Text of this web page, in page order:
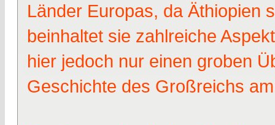
Länder Europas, da Äthiopien
beinhaltet sie zahlreiche
hier jedoch nur einen groben
Geschichte des Großreichs